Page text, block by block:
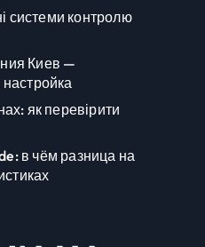
системи контролю
Киев —
як перевірити
в чём разница на